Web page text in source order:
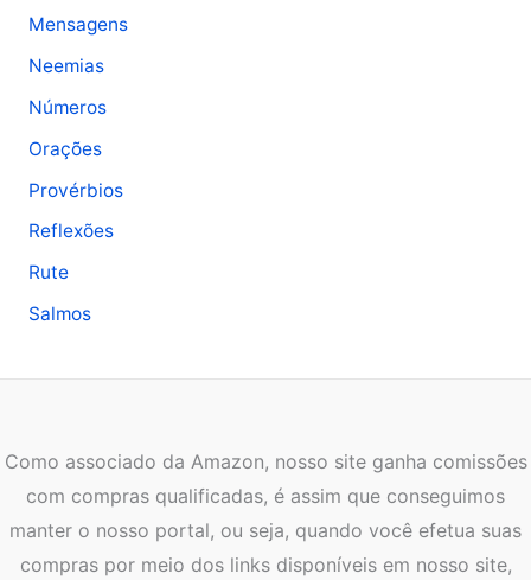
Mensagens
Neemias
Números
Orações
Provérbios
Reflexões
Rute
Salmos
Como associado da Amazon, nosso site ganha comissões
com compras qualificadas, é assim que conseguimos
manter o nosso portal, ou seja, quando você efetua suas
compras por meio dos links disponíveis em nosso site,